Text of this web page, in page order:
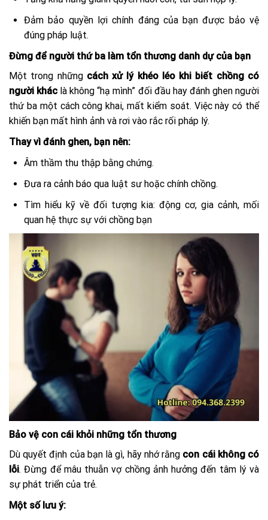
Đảm bảo quyền lợi chính đáng của bạn được bảo vệ
đúng pháp luật.
Đừng để người thứ ba làm tổn thương danh dự của bạn
Một trong những cách xử lý khéo léo khi biết chồng có
người khác là không “hạ mình” đối đầu hay đánh ghen người
thứ ba một cách công khai, mất kiểm soát. Việc này có thể
khiến bạn mất hình ảnh và rơi vào rắc rối pháp lý.
Thay vì đánh ghen, bạn nên:
Âm thầm thu thập bằng chứng.
Đưa ra cảnh báo qua luật sư hoặc chính chồng.
Tìm hiểu kỹ về đối tượng kia: động cơ, gia cảnh, mối
quan hệ thực sự với chồng bạn
Bảo vệ con cái khỏi những tổn thương
Dù quyết định của bạn là gì, hãy nhớ rằng con cái không có
lỗi. Đừng để mâu thuẫn vợ chồng ảnh hưởng đến tâm lý và
sự phát triển của trẻ.
Một số lưu ý: